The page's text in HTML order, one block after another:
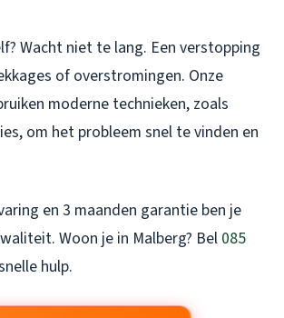
Wacht niet te lang. Een verstopping
of overstromingen. Onze
moderne technieken, zoals
om het probleem snel te vinden en
en 3 maanden garantie ben je
Woon je in Malberg? Bel 085
hulp.